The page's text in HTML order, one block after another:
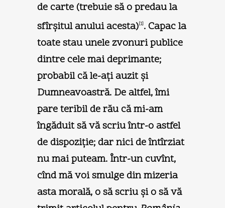
de carte (trebuie să o predau la
sfîrşitul anului acesta)[1]. Capac la
toate stau unele zvonuri publice
dintre cele mai deprimante;
probabil că le-aţi auzit şi
Dumneavoastră. De altfel, îmi
pare teribil de rău că mi-am
îngăduit să vă scriu într-o astfel
de dispoziţie; dar nici de întîrziat
nu mai puteam. Într-un cuvînt,
cînd mă voi smulge din mizeria
asta morală, o să scriu şi o să vă